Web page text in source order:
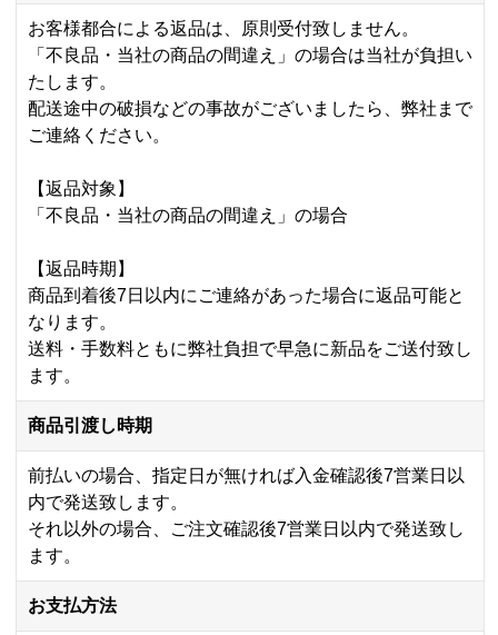
お客様都合による返品は、原則受付致しません。
「不良品・当社の商品の間違え」の場合は当社が負担い
たします。
配送途中の破損などの事故がございましたら、弊社まで
ご連絡ください。
【返品対象】
「不良品・当社の商品の間違え」の場合
【返品時期】
商品到着後7日以内にご連絡があった場合に返品可能と
なります。
送料・手数料ともに弊社負担で早急に新品をご送付致し
ます。
商品引渡し時期
前払いの場合、指定日が無ければ入金確認後7営業日以
内で発送致します。
それ以外の場合、ご注文確認後7営業日以内で発送致し
ます。
お支払方法